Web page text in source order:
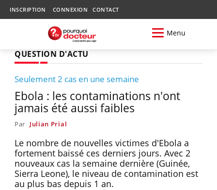
INSCRIPTION CONNEXION CONTACT
Menu
QUESTION D'ACTU
Seulement 2 cas en une semaine
Ebola : les contaminations n'ont
jamais été aussi faibles
Par Julian Prial
Le nombre de nouvelles victimes d'Ebola a
fortement baissé ces derniers jours. Avec 2
nouveaux cas la semaine dernière (Guinée,
Sierra Leone), le niveau de contamination est
au plus bas depuis 1 an.